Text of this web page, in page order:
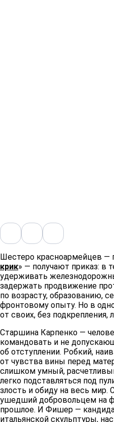
Шестеро красноармейцев —
крик» — получают приказ: в
удерживать
задержать продвижение
по возрасту, образованию,
фронтовому опыту. Но в
от своих, без
Старшина Карпенко —
командовать и не
об отступлении. Робкий,
от чувства вины перед
слишком умный,
легко подставляться под
злость и обиду на весь
ушедший добровольцем на
прошлое. И Фишер —
итальянской скульптуры,